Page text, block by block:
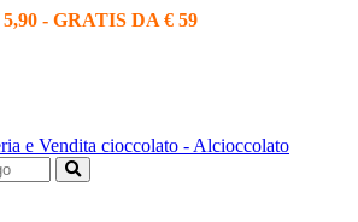
- GRATIS DA € 59